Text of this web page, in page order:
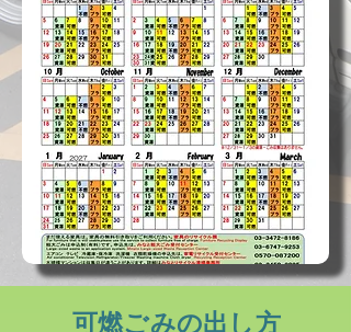
可燃ごみの出し方